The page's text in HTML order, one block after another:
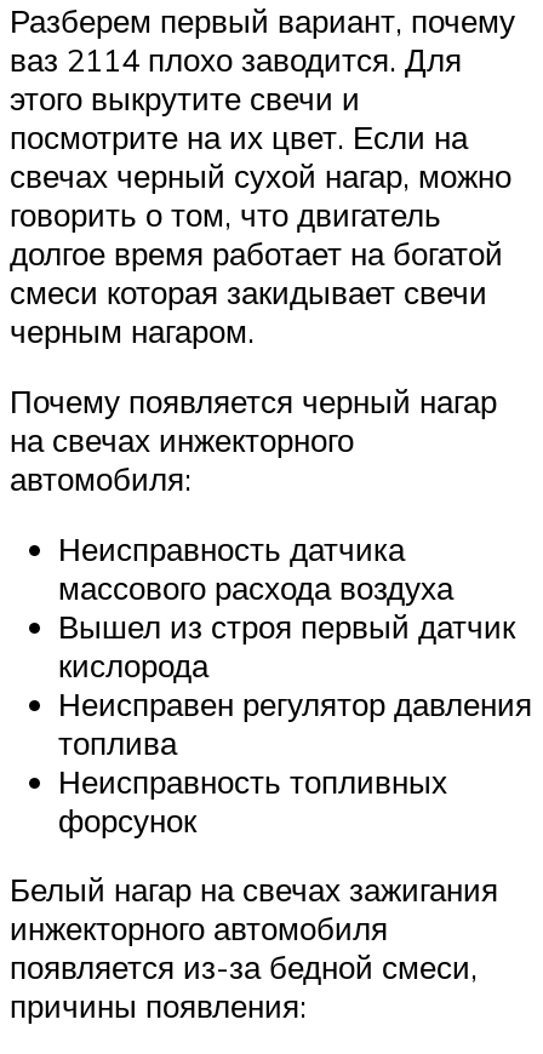
Разберем первый вариант, почему
ваз 2114 плохо заводится. Для
этого выкрутите свечи и
посмотрите на их цвет. Если на
свечах черный сухой нагар, можно
говорить о том, что двигатель
долгое время работает на богатой
смеси которая закидывает свечи
черным нагаром.
Почему появляется черный нагар
на свечах инжекторного
автомобиля:
Неисправность датчика
массового расхода воздуха
Вышел из строя первый датчик
кислорода
Неисправен регулятор давления
топлива
Неисправность топливных
форсунок
Белый нагар на свечах зажигания
инжекторного автомобиля
появляется из-за бедной смеси,
причины появления: